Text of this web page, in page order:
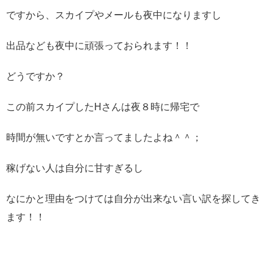
ですから、スカイプやメールも夜中になりますし
出品なども夜中に頑張っておられます！！
どうですか？
この前スカイプしたHさんは夜８時に帰宅で
時間が無いですとか言ってましたよね＾＾；
稼げない人は自分に甘すぎるし
なにかと理由をつけては自分が出来ない言い訳を探してき
ます！！